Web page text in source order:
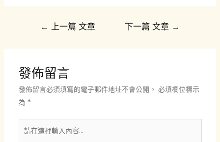
← 上一篇 文章 下一篇 文章 →
發佈留言
發佈留言必須填寫的電子郵件地址不會公開。 必填欄位標示
為 *